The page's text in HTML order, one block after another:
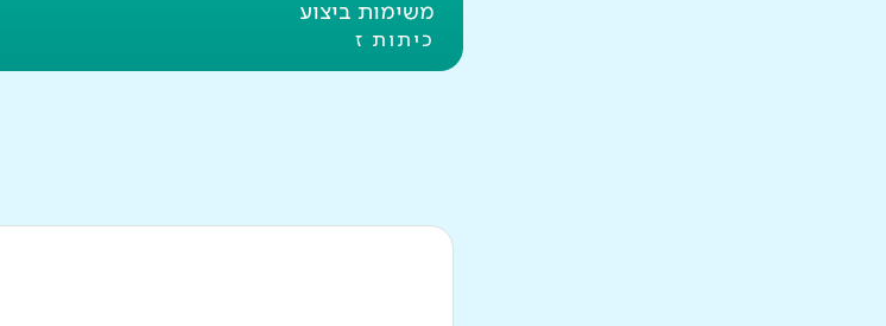
משימות ביצוע
כיתות ז